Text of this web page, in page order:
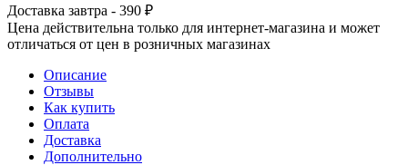
Доставка завтра - 390 ₽
Цена действительна только для интернет-магазина и может
отличаться от цен в розничных магазинах
Описание
Отзывы
Как купить
Оплата
Доставка
Дополнительно